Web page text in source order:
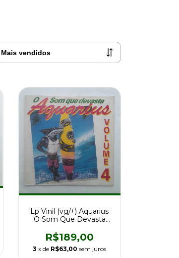
Lp Vinil (vg/+) Aquarius
O Som Que Devasta
R$189,00
3 x de R$63,00 sem juros